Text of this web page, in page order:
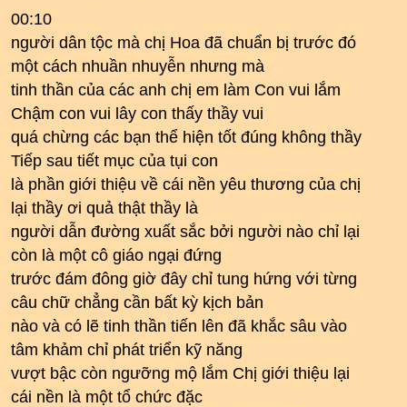
00:10
người dân tộc mà chị Hoa đã chuẩn bị trước đó
một cách nhuần nhuyễn nhưng mà
tinh thần của các anh chị em làm Con vui lắm
Chậm con vui lây con thấy thầy vui
quá chừng các bạn thể hiện tốt đúng không thầy
Tiếp sau tiết mục của tụi con
là phần giới thiệu về cái nền yêu thương của chị
lại thầy ơi quả thật thầy là
người dẫn đường xuất sắc bởi người nào chỉ lại
còn là một cô giáo ngại đứng
trước đám đông giờ đây chỉ tung hứng với từng
câu chữ chẳng cần bất kỳ kịch bản
nào và có lẽ tinh thần tiến lên đã khắc sâu vào
tâm khảm chỉ phát triển kỹ năng
vượt bậc còn ngưỡng mộ lắm Chị giới thiệu lại
cái nền là một tổ chức đặc